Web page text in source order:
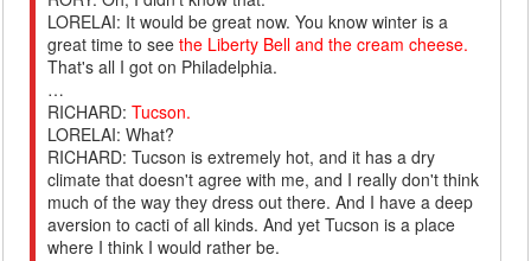
LORELAI: It would be great now. You know winter is a
great time to seethe Liberty Bell and the cream cheese.
That's all I got on Philadelphia.
…
RICHARD:Tucson.
LORELAI: What?
RICHARD: Tucson is extremely hot, and it has a dry
climate that doesn't agree with me, and I really don't think
much of the way they dress out there. And I have a deep
aversion to cacti of all kinds. And yet Tucson is a place
where I think I would rather be.